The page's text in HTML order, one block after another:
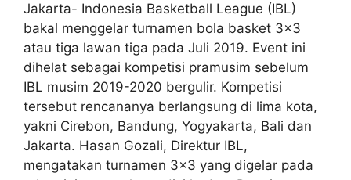
Jakarta- Indonesia Basketball League (IBL)
bakal menggelar turnamen bola basket 3×3
atau tiga lawan tiga pada Juli 2019. Event ini
dihelat sebagai kompetisi pramusim sebelum
IBL musim 2019-2020 bergulir. Kompetisi
tersebut rencananya berlangsung di lima kota,
yakni Cirebon, Bandung, Yogyakarta, Bali dan
Jakarta. Hasan Gozali, Direktur IBL,
mengatakan turnamen 3×3 yang digelar pada